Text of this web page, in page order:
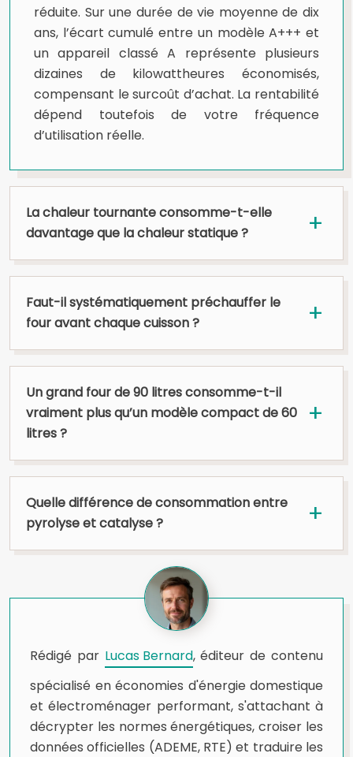
réduite. Sur une durée de vie moyenne de dix
ans, l’écart cumulé entre un modèle A+++ et
un appareil classé A représente plusieurs
dizaines de kilowattheures économisés,
compensant le surcoût d’achat. La rentabilité
dépend toutefois de votre fréquence
d’utilisation réelle.
La chaleur tournante consomme-t-elle
davantage que la chaleur statique ?
Faut-il systématiquement préchauffer le
four avant chaque cuisson ?
Un grand four de 90 litres consomme-t-il
vraiment plus qu’un modèle compact de 60
litres ?
Quelle différence de consommation entre
pyrolyse et catalyse ?
Rédigé par Lucas Bernard, éditeur de contenu
spécialisé en économies d'énergie domestique
et électroménager performant, s'attachant à
décrypter les normes énergétiques, croiser les
données officielles (ADEME, RTE) et traduire les